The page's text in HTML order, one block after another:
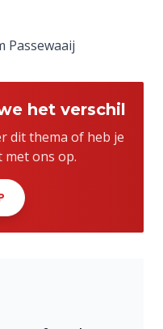
Passewaaij
het verschil
dit thema of heb je
met ons op.